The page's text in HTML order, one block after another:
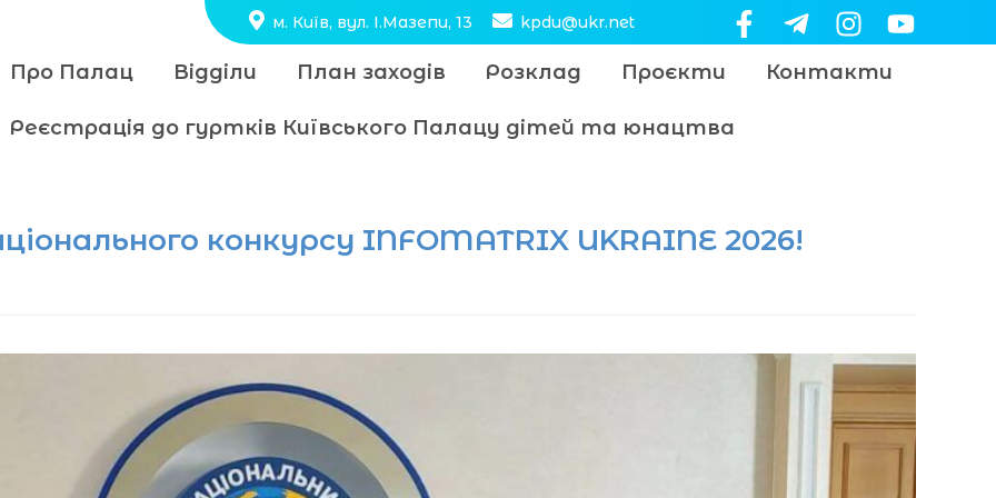
м. Київ, вул. І.Мазепи, 13 kpdu@ukr.net
Про Палац Відділи План заходів Розклад Проєкти Контакти
Реєстрація до гуртків Київського Палацу дітей та юнацтва
конкурсу INFOMATRIX UKRAINE 2026!